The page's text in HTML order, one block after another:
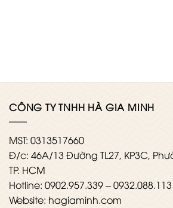
CÔNG TY TNHH HÀ GIA MINH
MST: 0313517660
Đ/c: 46A/13 Đường TL27, KP3C,
TP. HCM
Hotline: 0902.957.339 – 0932.088.113
Website: hagiaminh.com